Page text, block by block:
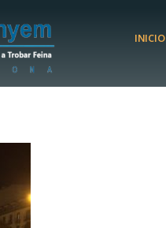
INICIO